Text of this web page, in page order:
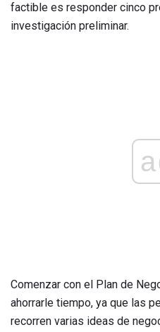
factible es responder cinco
investigación preliminar.
Comenzar con el Plan de
ahorrarle tiempo, ya que las
recorren varias ideas de